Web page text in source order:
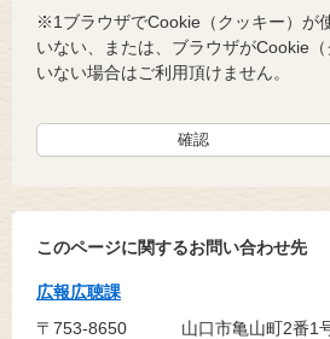
※1ブラウザでCookie（クッキー）が
いない、または、ブラウザがCookie
いない場合はご利用頂けません。
このページに関するお問い合わせ先
広報広聴課
〒753-8650
山口市亀山町2番